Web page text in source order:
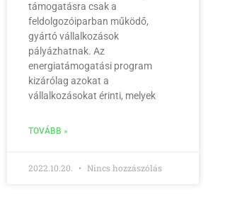
támogatásra csak a
feldolgozóiparban működő,
gyártó vállalkozások
pályázhatnak. Az
energiatámogatási program
kizárólag azokat a
vállalkozásokat érinti, melyek
TOVÁBB »
2022.10.20. Nincs hozzászólás